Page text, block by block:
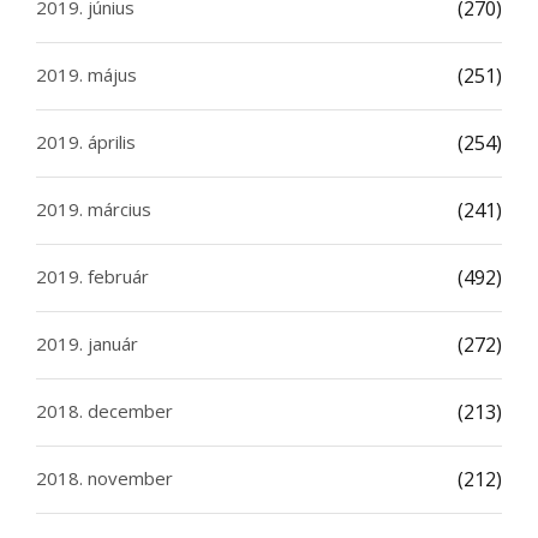
2019. június (270)
2019. május (251)
2019. április (254)
2019. március (241)
2019. február (492)
2019. január (272)
2018. december (213)
2018. november (212)